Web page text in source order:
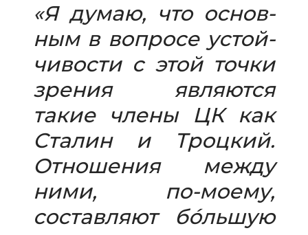
«Я думаю, что основ­
ным в вопросе устой­
чи­во­сти с этой точки
зре­ния явля­ются
такие члены ЦК как
Сталин и Троцкий.
Отношения между
ними, по-​моему,
состав­ляют бо́льшую